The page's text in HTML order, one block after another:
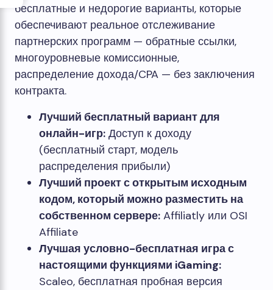
бесплатные и недорогие варианты, которые
обеспечивают реальное отслеживание
партнерских программ — обратные ссылки,
многоуровневые комиссионные,
распределение дохода/CPA — без заключения
контракта.
Лучший бесплатный вариант для
онлайн-игр: Доступ к доходу
(бесплатный старт, модель
распределения прибыли)
Лучший проект с открытым исходным
кодом, который можно разместить на
собственном сервере: Affiliatly или OSI
Affiliate
Лучшая условно-бесплатная игра с
настоящими функциями iGaming:
Scaleo, бесплатная пробная версия